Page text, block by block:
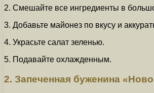
2. Смешайте все ингредиенты в
3. Добавьте майонез по вкусу и
4. Украсьте салат зеленью.
5. Подавайте охлажденным.
2. Запеченная буженина